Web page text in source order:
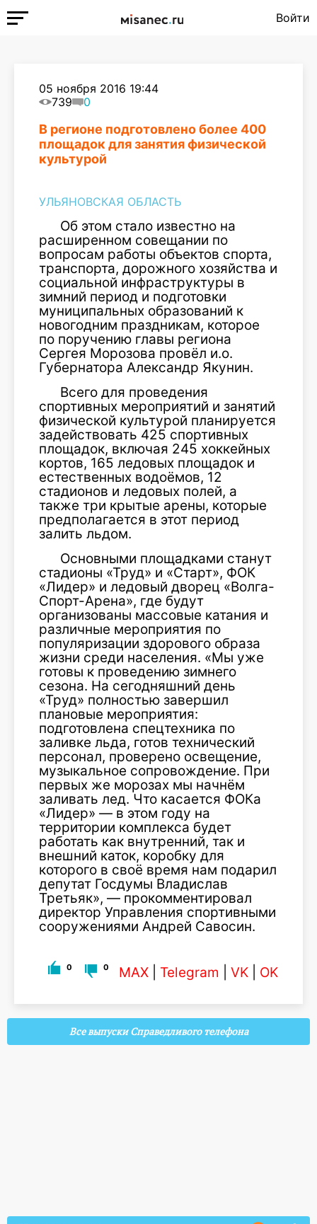
Войти
05 ноября 2016 19:44
739
0
В регионе подготовлено более 400
площадок для занятия физической
культурой
УЛЬЯНОВСКАЯ ОБЛАСТЬ
Об этом стало известно на
расширенном совещании по
вопросам работы объектов спорта,
транспорта, дорожного хозяйства и
социальной инфраструктуры в
зимний период и подготовки
муниципальных образований к
новогодним праздникам, которое
по поручению главы региона
Сергея Морозова провёл и.о.
Губернатора Александр Якунин.
Всего для проведения
спортивных мероприятий и занятий
физической культурой планируется
задействовать 425 спортивных
площадок, включая 245 хоккейных
кортов, 165 ледовых площадок и
естественных водоёмов, 12
стадионов и ледовых полей, а
также три крытые арены, которые
предполагается в этот период
залить льдом.
Основными площадками станут
стадионы «Труд» и «Старт», ФОК
«Лидер» и ледовый дворец «Волга-
Спорт-Арена», где будут
организованы массовые катания и
различные мероприятия по
популяризации здорового образа
жизни среди населения. «Мы уже
готовы к проведению зимнего
сезона. На сегодняшний день
«Труд» полностью завершил
плановые мероприятия:
подготовлена спецтехника по
заливке льда, готов технический
персонал, проверено освещение,
музыкальное сопровождение. При
первых же морозах мы начнём
заливать лед. Что касается ФОКа
«Лидер» — в этом году на
территории комплекса будет
работать как внутренний, так и
внешний каток, коробку для
которого в своё время нам подарил
депутат Госдумы Владислав
Третьяк», — прокомментировал
директор Управления спортивными
сооружениями Андрей Савосин.
0 0 MAX Telegram VK OK
Все выпуски Справедливого телефона